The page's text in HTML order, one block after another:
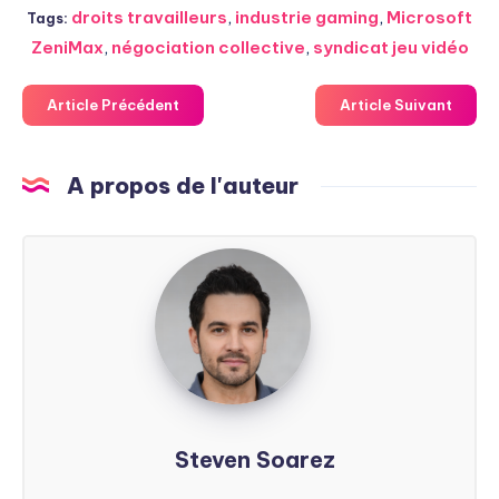
Tags: droits travailleurs, industrie gaming, Microsoft
ZeniMax, négociation collective, syndicat jeu vidéo
Article Précédent Article Suivant
A propos de l'auteur
Steven
Soarez
Steven Soarez